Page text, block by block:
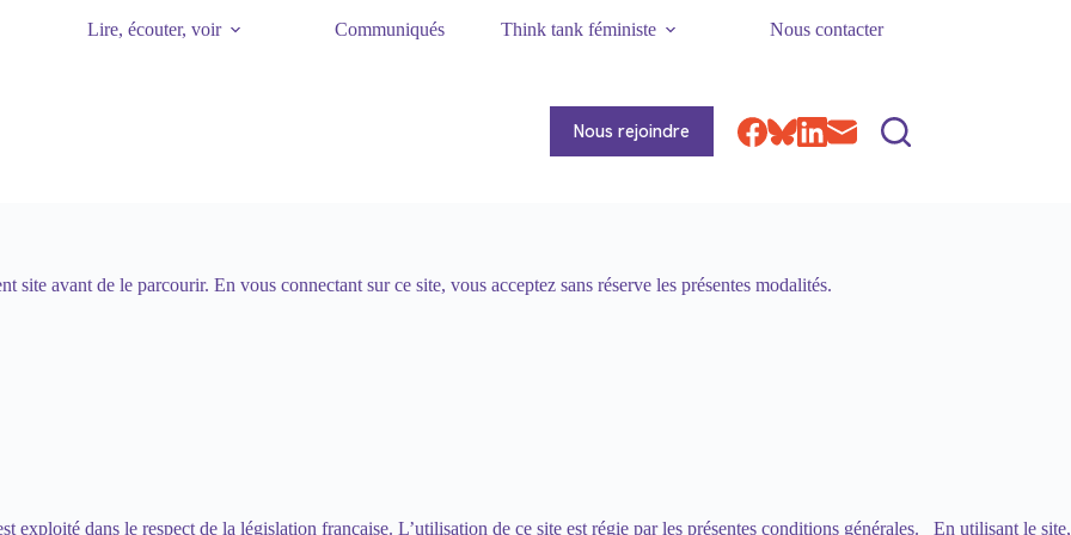
Lire, écouter, voir Communiqués Think tank féministe Nous contacter
Nous rejoindre
site avant de le parcourir. En vous connectant sur ce site, vous acceptez sans réserve les présentes modalités.
exploité dans le respect de la législation française. L’utilisation de ce site est régie par les présentes conditions générales. En utilisant le site,